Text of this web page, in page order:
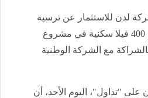
لدن للاستثمار عن ترسية
مشروع تطوير ما يزيد عن 400 فيلا سكنية في مشروع
مع الشركة الوطنية
"تداول"، اليوم الأحد، أن